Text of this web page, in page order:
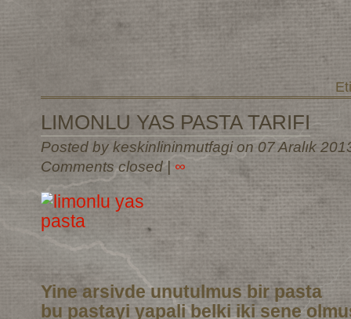
LIMONLU YAS PASTA TARIFI
Posted by keskinlininmutfagi on 07 Aralık
Comments closed| ∞
Yine arsivde unutulmus bir pasta
bu pastayi yapali belki iki sene